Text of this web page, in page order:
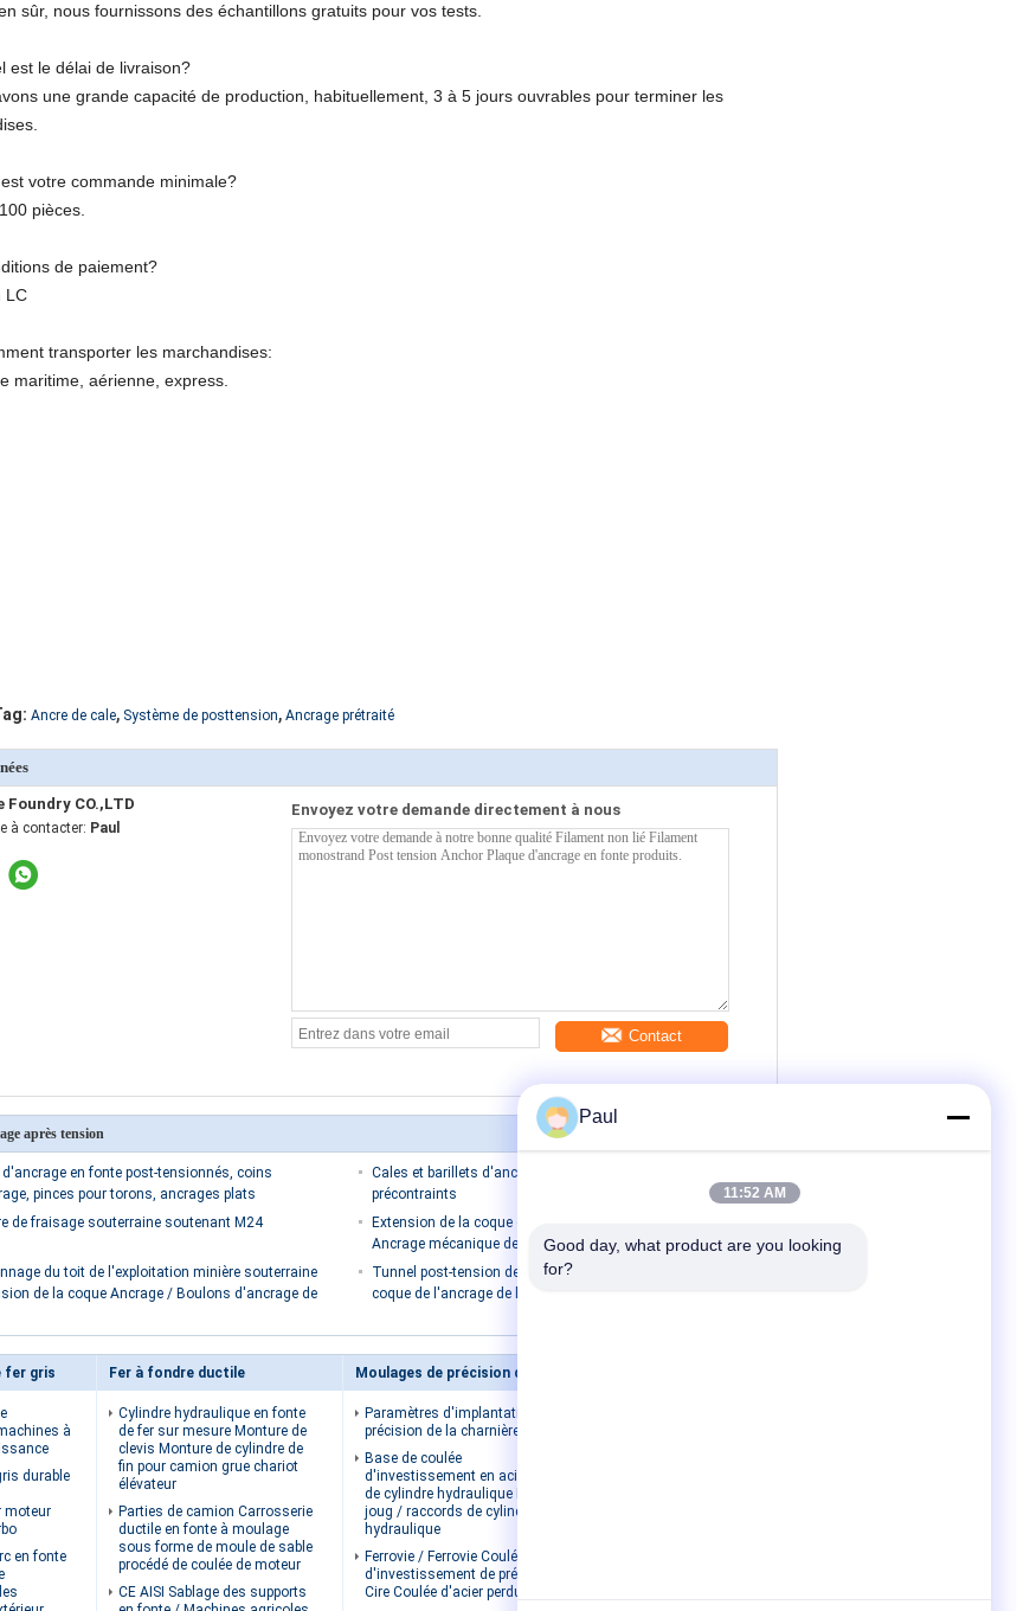
sûr, nous fournissons des échantillons gratuits pour vos tests.
est le délai de livraison?
une grande capacité de production, habituellement, 3 à 5 jours ouvrables pour terminer les
votre commande minimale?
pièces.
de paiement?
LC
transporter les marchandises:
maritime, aérienne, express.
Ancre de cale, Système de posttension, Ancrage prétraité
Foundry CO.,LTD
à contacter: Paul
Envoyez votre demande directement à nous
Contact
après tension
d'ancrage en fonte post-tensionnés, coins
pinces pour torons, ancrages plats
Cales et barillets d'ancrage pour câbles de torons
précontraints
de fraisage souterraine soutenant M24
Extension de la coque de la pierre Boulons post-tension
Ancrage mécanique de la roche de soutien Boulons
du toit de l'exploitation minière souterraine
de la coque Ancrage / Boulons d'ancrage de
Tunnel post-tension de l'ancrage de l'expansion de la
coque de l'ancrage de la coque des boulons de roche
fer gris
à
durable
moteur
en fonte
Fer à fondre ductile
Cylindre hydraulique en fonte
de fer sur mesure Monture de
clevis Monture de cylindre de
fin pour camion grue chariot
élévateur
Parties de camion Carrosserie
ductile en fonte à moulage
sous forme de moule de sable
procédé de coulée de moteur
CE AISI Sablage des supports
Paramètres d'implantation de
précision de la charnière
Base de coulée
d'investissement en acier Fin
de cylindre hydraulique Fin de
joug / raccords de cylindre
hydraulique
Ferrovie / Ferrovie Coulée
d'investissement de précision
Cire Coulée d'acier perdu
Paul
11:52 AM
Good day, what product are you looking
for?